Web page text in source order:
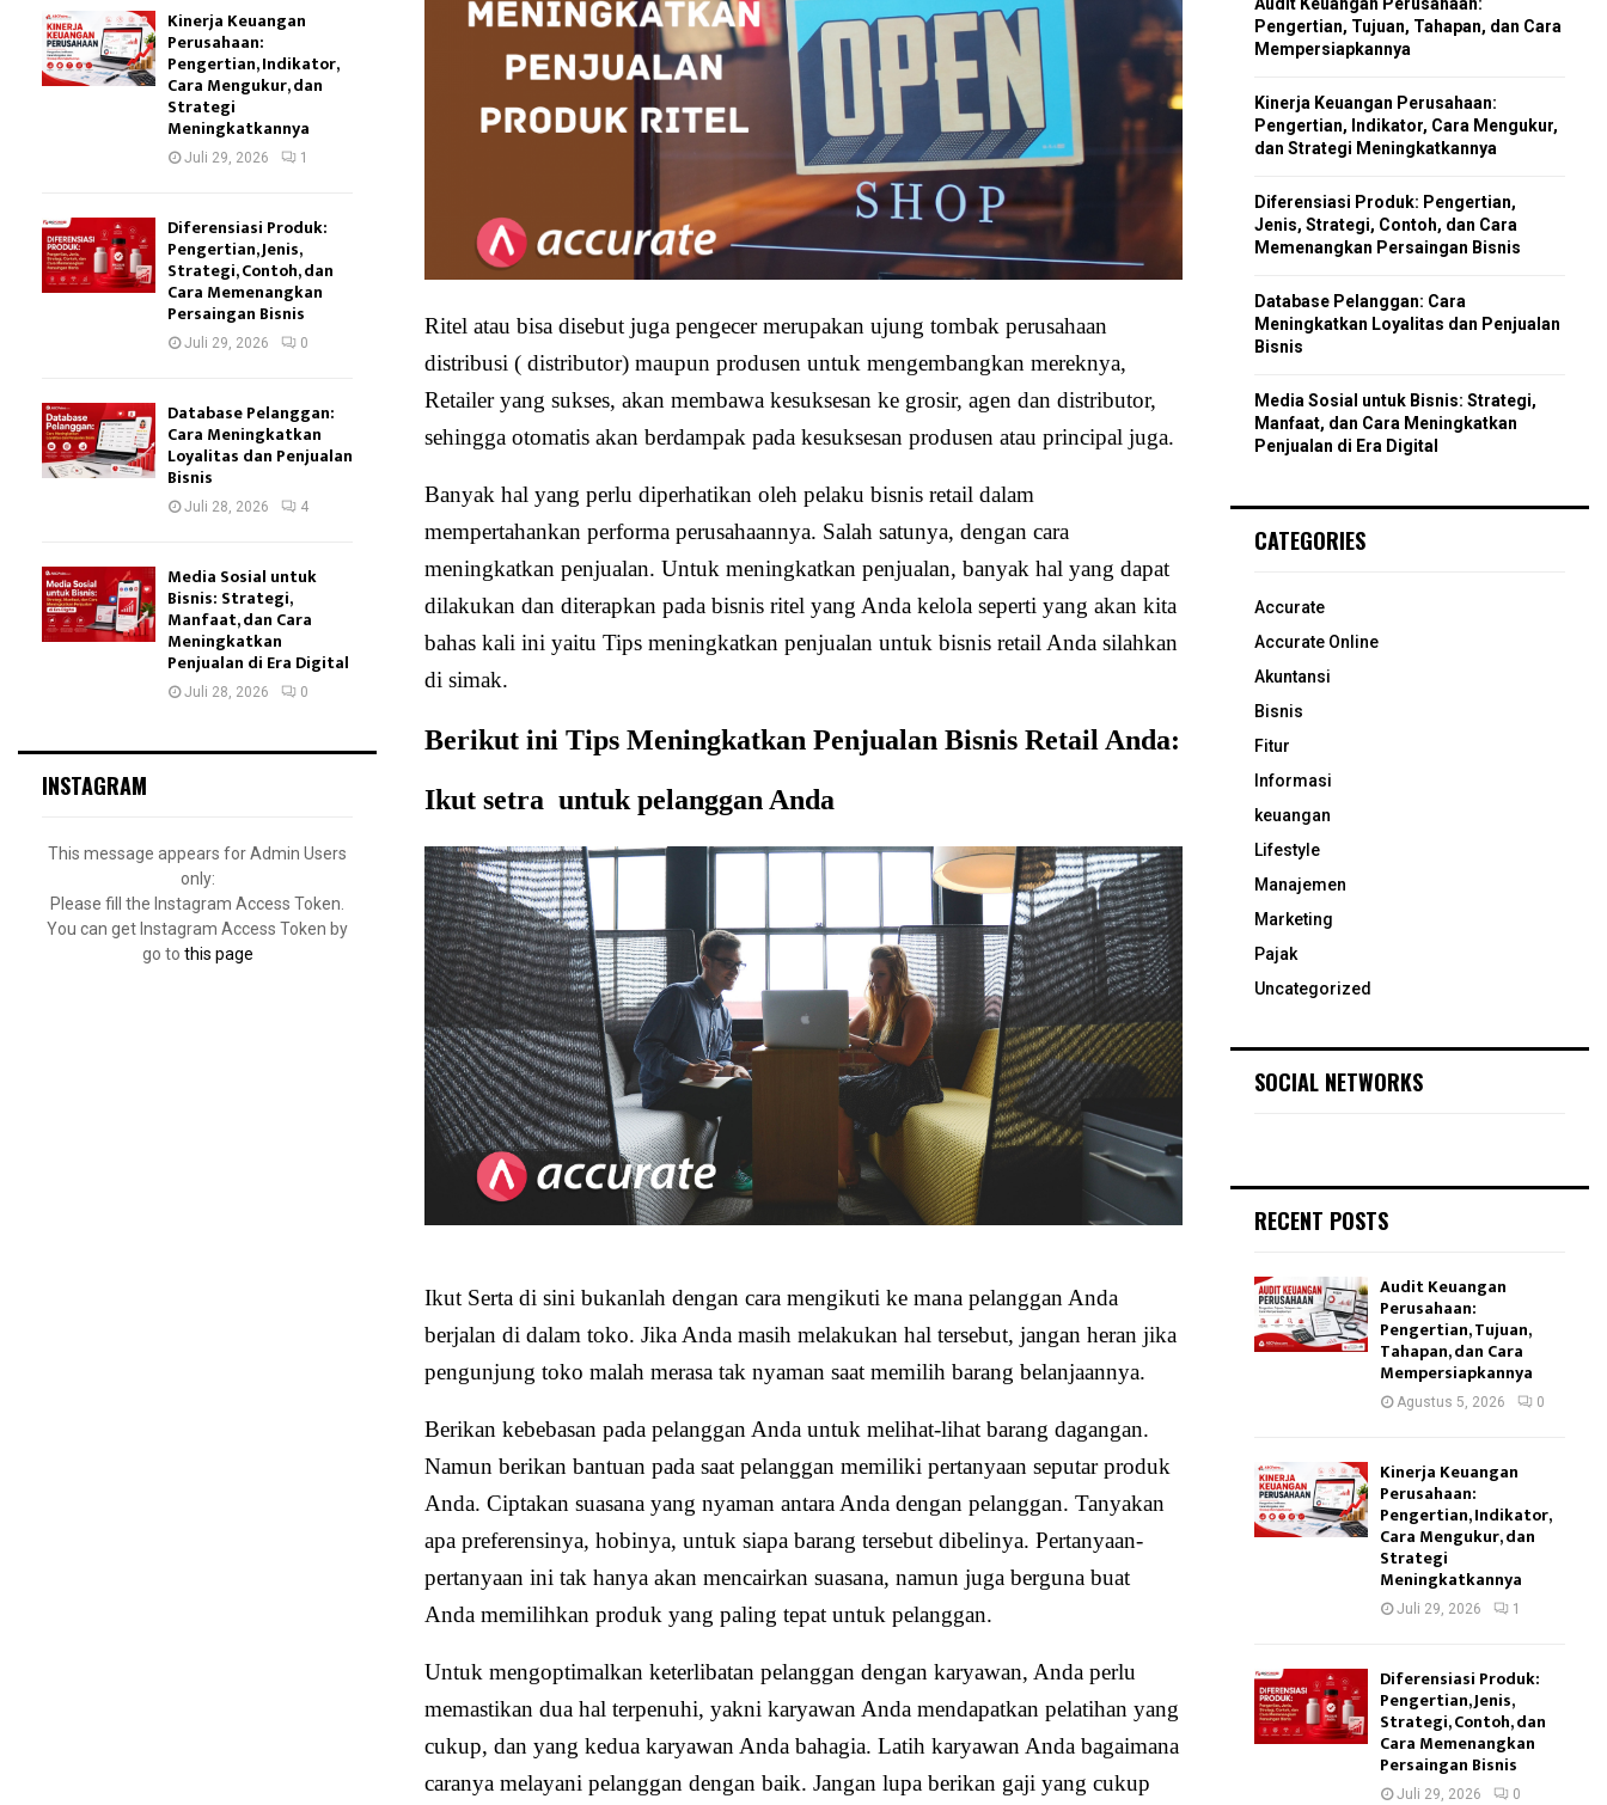
Ritel atau bisa disebut juga pengecer merupakan ujung tombak perusahaan
distribusi ( distributor) maupun produsen untuk mengembangkan mereknya,
Retailer yang sukses, akan membawa kesuksesan ke grosir, agen dan distributor,
sehingga otomatis akan berdampak pada kesuksesan produsen atau principal juga.
Banyak hal yang perlu diperhatikan oleh pelaku bisnis retail dalam
mempertahankan performa perusahaannya. Salah satunya, dengan cara
meningkatkan penjualan. Untuk meningkatkan penjualan, banyak hal yang dapat
dilakukan dan diterapkan pada bisnis ritel yang Anda kelola seperti yang akan kita
bahas kali ini yaitu Tips meningkatkan penjualan untuk bisnis retail Anda silahkan
di simak.
Berikut ini Tips Meningkatkan Penjualan Bisnis Retail Anda:
Ikut setra untuk pelanggan Anda
Ikut Serta di sini bukanlah dengan cara mengikuti ke mana pelanggan Anda
berjalan di dalam toko. Jika Anda masih melakukan hal tersebut, jangan heran jika
pengunjung toko malah merasa tak nyaman saat memilih barang belanjaannya.
Berikan kebebasan pada pelanggan Anda untuk melihat-lihat barang dagangan.
Namun berikan bantuan pada saat pelanggan memiliki pertanyaan seputar produk
Anda. Ciptakan suasana yang nyaman antara Anda dengan pelanggan. Tanyakan
apa preferensinya, hobinya, untuk siapa barang tersebut dibelinya. Pertanyaan-
pertanyaan ini tak hanya akan mencairkan suasana, namun juga berguna buat
Anda memilihkan produk yang paling tepat untuk pelanggan.
Untuk mengoptimalkan keterlibatan pelanggan dengan karyawan, Anda perlu
memastikan dua hal terpenuhi, yakni karyawan Anda mendapatkan pelatihan yang
cukup, dan yang kedua karyawan Anda bahagia. Latih karyawan Anda bagaimana
caranya melayani pelanggan dengan baik. Jangan lupa berikan gaji yang cukup
Kinerja Keuangan
Perusahaan:
Pengertian, Indikator,
Cara Mengukur, dan
Strategi
Meningkatkannya
Juli 29, 2026 1
Diferensiasi Produk:
Pengertian, Jenis,
Strategi, Contoh, dan
Cara Memenangkan
Persaingan Bisnis
Juli 29, 2026 0
Database Pelanggan:
Cara Meningkatkan
Loyalitas dan Penjualan
Bisnis
Juli 28, 2026 4
Media Sosial untuk
Bisnis: Strategi,
Manfaat, dan Cara
Meningkatkan
Penjualan di Era Digital
Juli 28, 2026 0
INSTAGRAM
This message appears for Admin Users
only:
Please fill the Instagram Access Token.
You can get Instagram Access Token by
go to this page
r
:
R
Pengertian, Tujuan, Tahapan, dan Cara
Mempersiapkannya
Kinerja Keuangan Perusahaan:
Pengertian, Indikator, Cara Mengukur,
dan Strategi Meningkatkannya
Diferensiasi Produk: Pengertian,
Jenis, Strategi, Contoh, dan Cara
Memenangkan Persaingan Bisnis
Database Pelanggan: Cara
Meningkatkan Loyalitas dan Penjualan
Bisnis
Media Sosial untuk Bisnis: Strategi,
Manfaat, dan Cara Meningkatkan
Penjualan di Era Digital
CATEGORIES
Accurate
Accurate Online
Akuntansi
Bisnis
Fitur
Informasi
keuangan
Lifestyle
Manajemen
Marketing
Pajak
Uncategorized
SOCIAL NETWORKS
RECENT POSTS
Audit Keuangan
Perusahaan:
Pengertian, Tujuan,
Tahapan, dan Cara
Mempersiapkannya
Agustus 5, 2026 0
Kinerja Keuangan
Perusahaan:
Pengertian, Indikator,
Cara Mengukur, dan
Strategi
Meningkatkannya
Juli 29, 2026 1
Diferensiasi Produk:
Pengertian, Jenis,
Strategi, Contoh, dan
Cara Memenangkan
Persaingan Bisnis
Juli 29, 2026 0